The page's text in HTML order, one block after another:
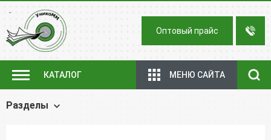
Оптовый прайс
КАТАЛОГ МЕНЮ САЙТА
Разделы